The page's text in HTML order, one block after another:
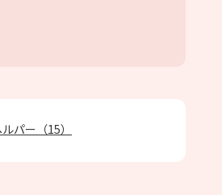
ルパー（15）